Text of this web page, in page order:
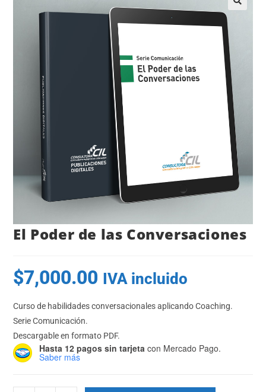
El Poder de las Conversaciones
$7,000.00 IVA incluido
Curso de habilidades conversacionales aplicando Coaching.
Serie Comunicación.
Descargable en formato PDF.
Hasta 12 pagos sin tarjeta con Mercado Pago.
Saber más